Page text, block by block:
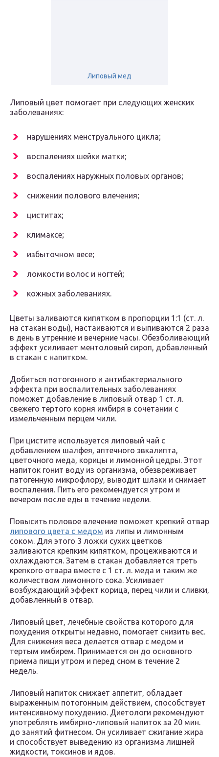
Липовый мед
Липовый цвет помогает при следующих женских
заболеваниях:
нарушениях менструального цикла;
воспалениях шейки матки;
воспалениях наружных половых органов;
снижении полового влечения;
циститах;
климаксе;
избыточном весе;
ломкости волос и ногтей;
кожных заболеваниях.
Цветы заливаются кипятком в пропорции 1:1 (ст. л.
на стакан воды), настаиваются и выпиваются 2 раза
в день в утренние и вечерние часы. Обезболивающий
эффект усиливает ментоловый сироп, добавленный
в стакан с напитком.
Добиться потогонного и антибактериального
эффекта при воспалительных заболеваниях
поможет добавление в липовый отвар 1 ст. л.
свежего тертого корня имбиря в сочетании с
измельченным перцем чили.
При цистите используется липовый чай с
добавлением шалфея, аптечного эвкалипта,
цветочного меда, корицы и лимонной цедры. Этот
напиток гонит воду из организма, обезвреживает
патогенную микрофлору, выводит шлаки и снимает
воспаления. Пить его рекомендуется утром и
вечером после еды в течение недели.
Повысить половое влечение поможет крепкий отвар
липового цвета с медом из липы и лимонным
соком. Для этого 3 ложки сухих цветков
заливаются крепким кипятком, процеживаются и
охлаждаются. Затем в стакан добавляется треть
крепкого отвара вместе с 1 ст. л. меда и таким же
количеством лимонного сока. Усиливает
возбуждающий эффект корица, перец чили и сливки,
добавленный в отвар.
Липовый цвет, лечебные свойства которого для
похудения открыты недавно, помогает снизить вес.
Для снижения веса делается отвар с медом и
тертым имбирем. Принимается он до основного
приема пищи утром и перед сном в течение 2
недель.
Липовый напиток снижает аппетит, обладает
выраженным потогонным действием, способствует
интенсивному похудению. Диетологи рекомендуют
употреблять имбирно-липовый напиток за 20 мин.
до занятий фитнесом. Он усиливает сжигание жира
и способствует выведению из организма лишней
жидкости, токсинов и ядов.